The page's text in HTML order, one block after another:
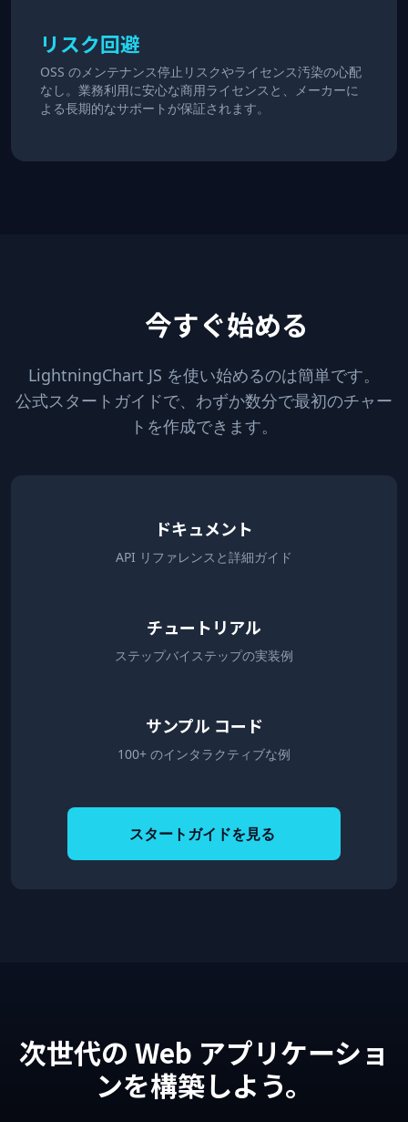
リスク回避
OSS のメンテナンス停止リスクやライセンス汚染の心配
なし。業務利用に安心な商用ライセンスと、メーカーに
よる長期的なサポートが保証されます。
今すぐ始める
LightningChart JS を使い始めるのは簡単です。
公式スタートガイドで、わずか数分で最初のチャー
トを作成できます。
ドキュメント
API リファレンスと詳細ガイド
チュートリアル
ステップバイステップの実装例
サンプル コード
100+ のインタラクティブな例
スタートガイドを見る
次世代の Web アプリケーショ
ンを構築しよう。